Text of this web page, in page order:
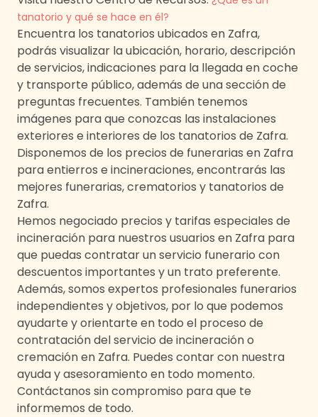
tanatorio y qué se hace en él?
Encuentra los tanatorios ubicados en Zafra,
podrás visualizar la ubicación, horario, descripción
de servicios, indicaciones para la llegada en coche
y transporte público, además de una sección de
preguntas frecuentes. También tenemos
imágenes para que conozcas las instalaciones
exteriores e interiores de los tanatorios de Zafra.
Disponemos de los precios de funerarias en Zafra
para entierros e incineraciones, encontrarás las
mejores funerarias, crematorios y tanatorios de
Zafra.
Hemos negociado precios y tarifas especiales de
incineración para nuestros usuarios en Zafra para
que puedas contratar un servicio funerario con
descuentos importantes y un trato preferente.
Además, somos expertos profesionales funerarios
independientes y objetivos, por lo que podemos
ayudarte y orientarte en todo el proceso de
contratación del servicio de incineración o
cremación en Zafra. Puedes contar con nuestra
ayuda y asesoramiento en todo momento.
Contáctanos sin compromiso para que te
informemos de todo.